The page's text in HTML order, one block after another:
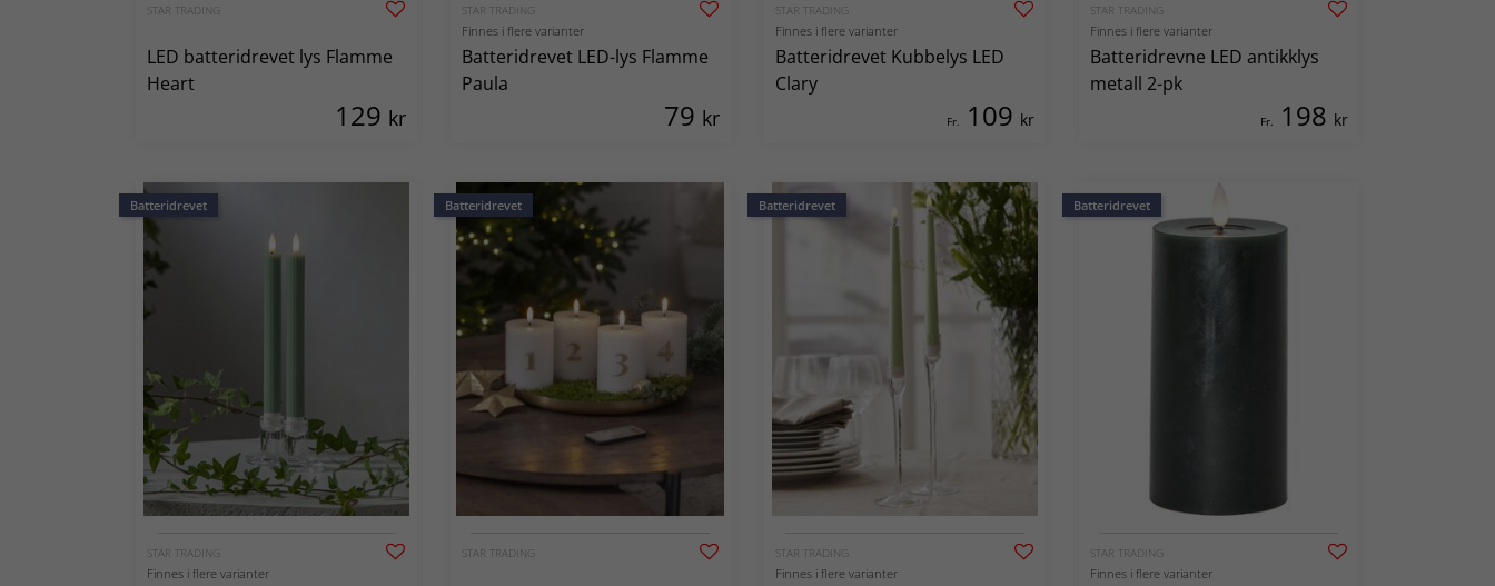
STAR TRADING
LED batteridrevet lys Flamme
Heart
129 kr
STAR TRADING
Finnes i flere varianter
Batteridrevet LED-lys Flamme
Paula
79 kr
STAR TRADING
Finnes i flere varianter
Batteridrevet Kubbelys LED
Clary
Fr. 109 kr
STAR TRADING
Finnes i flere varianter
Batteridrevne LED antikklys
metall 2-pk
Fr. 198 kr
Batteridrevet
STAR TRADING
Finnes i flere varianter
Batteridrevet
STAR TRADING
Batteridrevet
STAR TRADING
Finnes i flere varianter
Batteridrevet
STAR TRADING
Finnes i flere varianter